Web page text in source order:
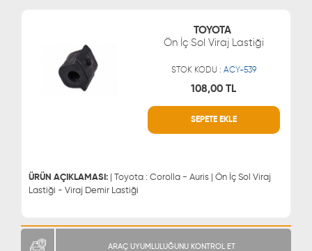
TOYOTA
Ön İç Sol Viraj Lastiği
STOK KODU : ACY-539
108,00 TL
SEPETE EKLE
ÜRÜN AÇIKLAMASI: | Toyota : Corolla - Auris | Ön İç Sol Viraj
Lastiği - Viraj Demir Lastiği
MÜŞTERİ HİZMETLERİ
ARAÇ UYUMLULUĞUNU KONTROL ET